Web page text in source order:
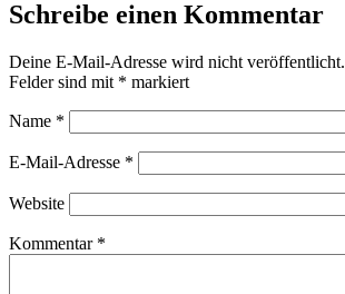
Schreibe einen Kommentar
Deine E-Mail-Adresse wird nicht veröffentlicht.
Felder sind mit * markiert
Name *
E-Mail-Adresse *
Website
Kommentar *